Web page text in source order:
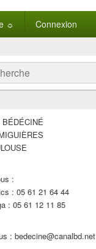
☼ Connexion
:
: 05 61 21 64 44
: 05 61 12 11 85
: bedecine@canalbd.net